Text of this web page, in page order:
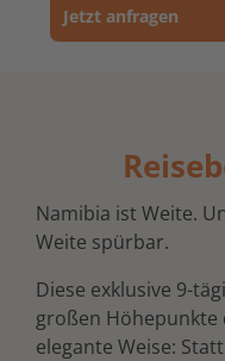
Jetzt anfragen
Namibia ist Weite.
Weite spürbar.
Diese exklusive 9-
großen Höhepunkte
elegante Weise: